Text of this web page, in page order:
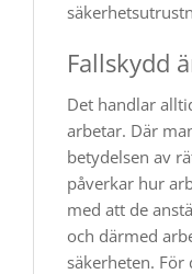
Fallskydd
Det handlar
arbetar. Där
betydelsen av
påverkar hur
med att de
och därmed
säkerheten.